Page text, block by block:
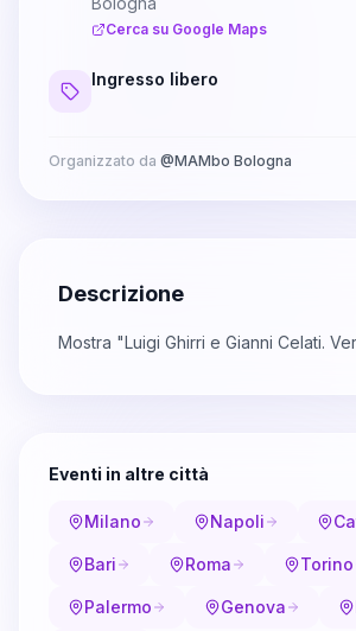
Cerca su Google Maps
Ingresso libero
Organizzato da @MAMbo Bologna
Descrizione
Mostra "Luigi Ghirri e Gianni Celati.
Eventi in altre città
Milano Napoli
Bari Roma Torino
Palermo Genova